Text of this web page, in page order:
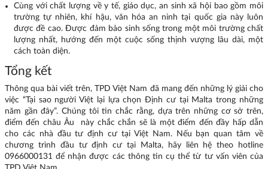
Cùng với chất lượng về y tế, giáo dục, an sinh xã hội bao gồm môi
trường tự nhiên, khí hậu, văn hóa an ninh tại quốc gia này luôn
được đề cao. Được đảm bảo sinh sống trong một môi trường chất
lượng nhất, hướng đến một cuộc sống thịnh vượng lâu dài, một
cách toàn diện.
Tổng kết
Thông qua bài viết trên, TPD Việt Nam đã mang đến những lý giải cho
việc “Tại sao người Việt lại lựa chọn Định cư tại Malta trong những
năm gần đây”. Chúng tôi tin chắc rằng, dựa trên những cơ sở trên,
điểm đến châu Âu này chắc chắn sẽ là một điểm đến đầy hấp dẫn
cho các nhà đầu tư định cư tại Việt Nam. Nếu bạn quan tâm về
chương trình đầu tư định cư tại Malta, hãy liên hệ theo hotline
0966000131 để nhận được các thông tin cụ thể từ tư vấn viên của